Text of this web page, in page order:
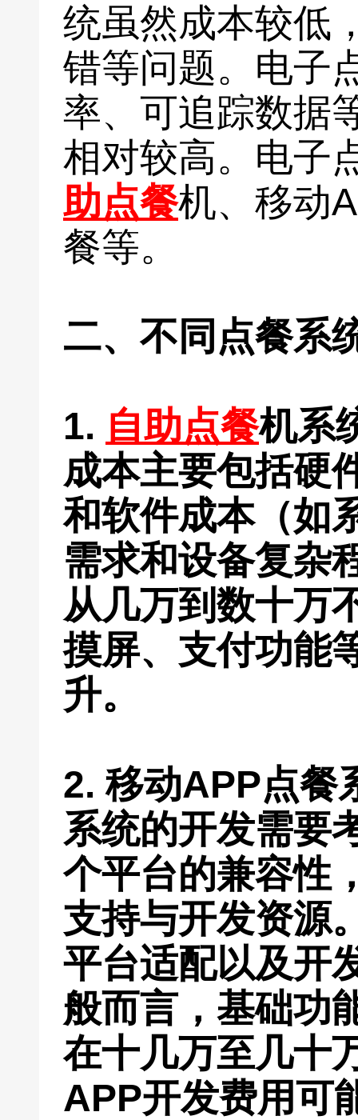
统虽然成本较低
错等问题。电子
率、可追踪数据
相对较高。电子
助点餐机、移动
餐等。
二、不同点餐系
1. 自助点餐机系
成本主要包括硬
和软件成本（如
需求和设备复杂
从几万到数十万
摸屏、支付功能
升。
2. 移动APP点餐
系统的开发需要
个平台的兼容性
支持与开发资源
平台适配以及开
般而言，基础功
在十几万至几十
APP开发费用可